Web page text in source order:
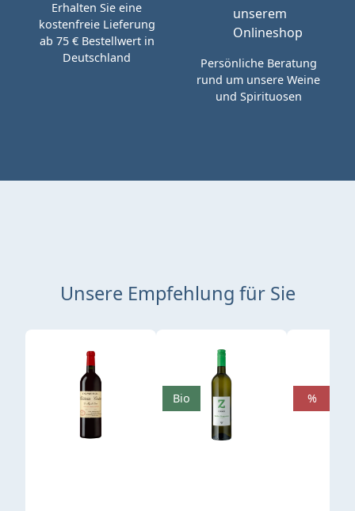
Erhalten Sie eine
kostenfreie Lieferung
ab 75 € Bestellwert in
Deutschland
Persönliche Beratung
rund um unsere Weine
und Spirituosen
Unsere Empfehlung für Sie
Produktgalerie überspringen
Bio %